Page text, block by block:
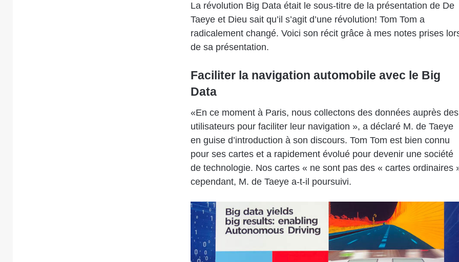
La révolution Big Data était le sous-titre de la présentation de De
Taeye et Dieu sait qu’il s’agit d’une révolution! Tom Tom a
radicalement changé. Voici son récit grâce à mes notes prises
de sa présentation.
Faciliter la navigation automobile avec le Big
Data
«En ce moment à Paris, nous collectons des données auprès des
utilisateurs pour faciliter leur navigation », a déclaré M. de Taeye
en guise d’introduction à son discours. Tom Tom est bien connu
pour ses cartes et a rapidement évolué pour devenir une société
de technologie. Nos cartes « ne sont pas des « cartes ordinaires
cependant, M. de Taeye a-t-il poursuivi.